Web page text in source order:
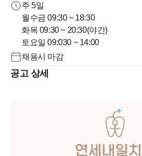
주 5일
월수금 09:30 ~ 18:30
화목 09:30 ~ 20:30(야간)
토요일 09:030 ~ 14:00
채용시 마감
공고 상세